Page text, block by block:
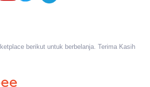
berikut untuk berbelanja. Terima Kasih